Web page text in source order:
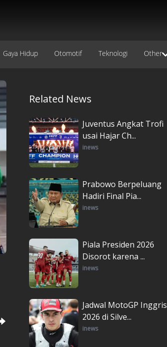
Gaya Hidup Otomotif Teknologi Other
Related News
Juventus Angkat Trofi
usai Hajar Ch...
inews
Prabowo Berpeluang
Hadiri Final Pia...
inews
Piala Presiden 2026
Disorot karena ...
inews
Jadwal MotoGP Inggris
2026 di Silve...
inews